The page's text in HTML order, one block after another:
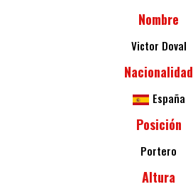
Nombre
Victor Doval
Nacionalidad
España
Posición
Portero
Altura